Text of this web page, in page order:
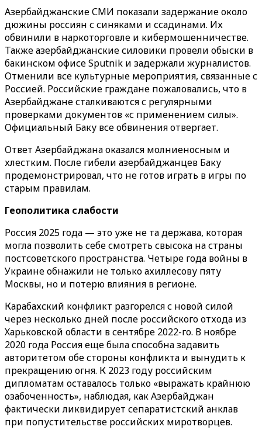
Азербайджанские СМИ показали задержание около
дюжины россиян с синяками и ссадинами. Их
обвинили в наркоторговле и кибермошенничестве.
Также азербайджанские силовики провели обыски в
бакинском офисеSputnik и задержали журналистов.
Отменили все культурные мероприятия, связанные с
Россией. Российские граждане пожаловались, что в
Азербайджане сталкиваются с регулярными
проверками документов «с применением силы».
Официальный Баку все обвинения отвергает.
Ответ Азербайджана оказался молниеносным и
хлестким. После гибели азербайджанцев Баку
продемонстрировал, что не готов играть в игры по
старым правилам.
Геополитика слабости
Россия 2025 года — это уже не та держава, которая
могла позволить себе смотреть свысока на страны
постсоветского пространства. Четыре года войны в
Украине обнажили не только ахиллесову пяту
Москвы, но и потерю влияния в регионе.
Карабахский конфликт разгорелся с новой силой
через несколько дней после российского отхода из
Харьковской области в сентябре 2022-го. В ноябре
2020 года Россия еще была способна задавить
авторитетом обе стороны конфликта и вынудить к
прекращению огня. К 2023 году российским
дипломатам оставалось только «выражать крайнюю
озабоченность», наблюдая, как Азербайджан
фактически ликвидирует сепаратистский анклав
при попустительстве российских миротворцев.